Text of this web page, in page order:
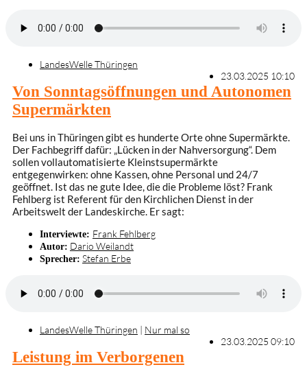
LandesWelle Thüringen
23.03.2025 10:10
Von Sonntagsöffnungen und Autonomen
Supermärkten
Bei uns in Thüringen gibt es hunderte Orte ohne Supermärkte.
Der Fachbegriff dafür: „Lücken in der Nahversorgung“. Dem
sollen vollautomatisierte Kleinstsupermärkte
entgegenwirken: ohne Kassen, ohne Personal und 24/7
geöffnet. Ist das ne gute Idee, die die Probleme löst? Frank
Fehlberg ist Referent für den Kirchlichen Dienst in der
Arbeitswelt der Landeskirche. Er sagt:
Interviewte: Frank Fehlberg
Autor: Dario Weilandt
Sprecher: Stefan Erbe
LandesWelle Thüringen | Nur mal so
23.03.2025 09:10
Leistung im Verborgenen